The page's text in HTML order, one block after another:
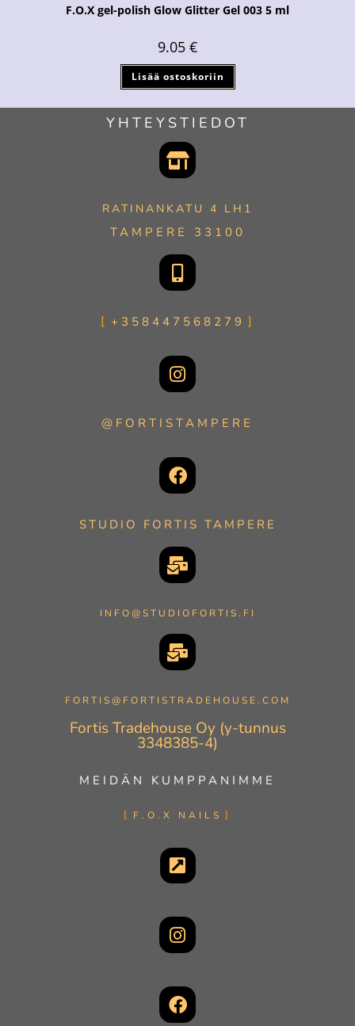
F.O.X gel-polish Glow Glitter Gel 003 5 ml
9.05 €
Lisää ostoskoriin
YHTEYSTIEDOT
RATINANKATU 4 LH1
TAMPERE 33100
+358447568279
@FORTISTAMPERE
STUDIO FORTIS TAMPERE
INFO@STUDIOFORTIS.FI
FORTIS@FORTISTRADEHOUSE.COM
Fortis Tradehouse Oy (y-tunnus
3348385-4)
MEIDÄN KUMPPANIMME
F.O.X NAILS